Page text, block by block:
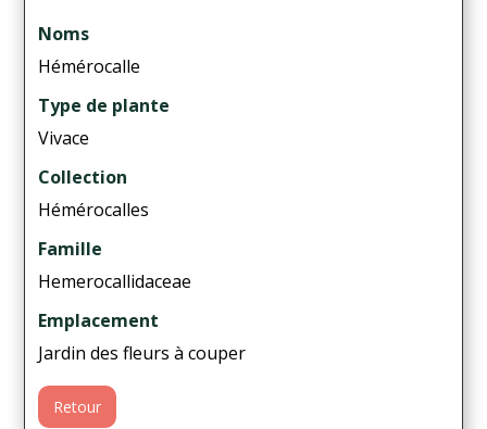
Noms
Hémérocalle
Type de plante
Vivace
Collection
Hémérocalles
Famille
Hemerocallidaceae
Emplacement
Jardin des fleurs à couper
Retour